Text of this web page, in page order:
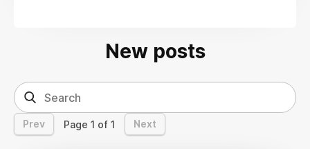
New posts
Prev Page 1 of 1 Next